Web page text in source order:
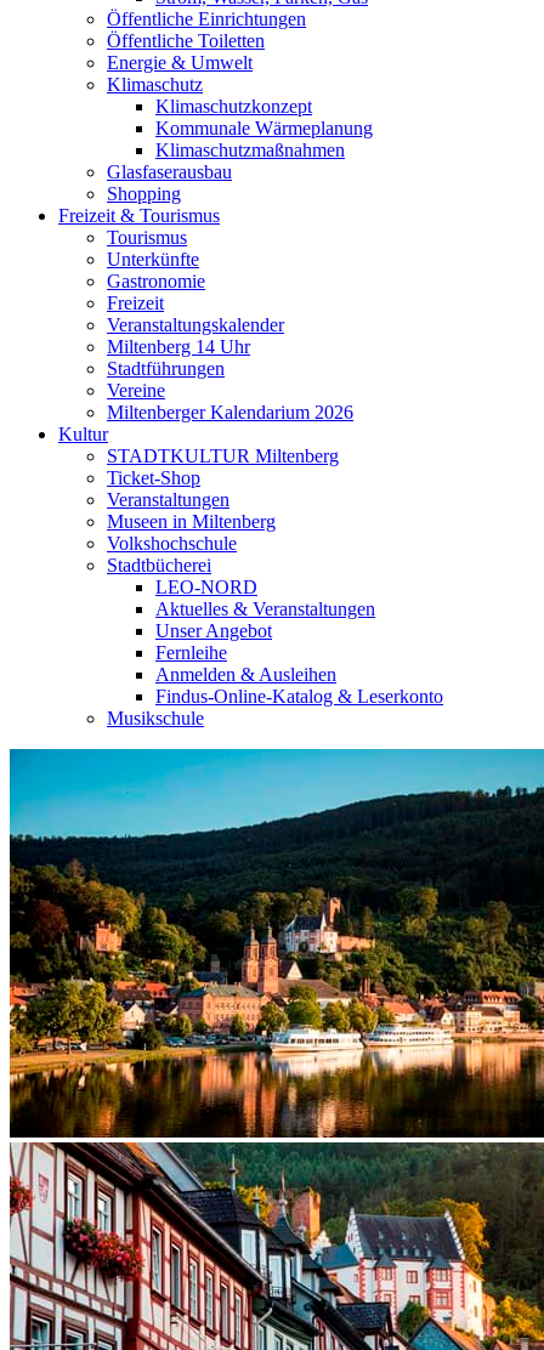
Öffentliche Einrichtungen
Öffentliche Toiletten
Energie & Umwelt
Klimaschutz
Klimaschutzkonzept
Kommunale Wärmeplanung
Klimaschutzmaßnahmen
Glasfaserausbau
Shopping
Freizeit & Tourismus
Tourismus
Unterkünfte
Gastronomie
Freizeit
Veranstaltungskalender
Miltenberg 14 Uhr
Stadtführungen
Vereine
Miltenberger Kalendarium 2026
Kultur
STADTKULTUR Miltenberg
Ticket-Shop
Veranstaltungen
Museen in Miltenberg
Volkshochschule
Stadtbücherei
LEO-NORD
Aktuelles & Veranstaltungen
Unser Angebot
Fernleihe
Anmelden & Ausleihen
Findus-Online-Katalog & Leserkonto
Musikschule